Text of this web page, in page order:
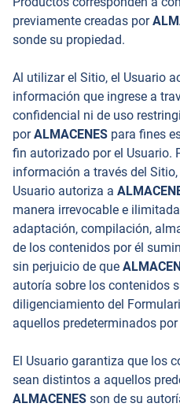
previamente creadas por
sonde su propiedad.
Al utilizar el Sitio, el Usuario
información que ingrese a
confidencial ni de uso
porALMACENES para fines
fin autorizado por el Usuario.
información a través del
Usuario autoriza a
manera irrevocable e
adaptación, compilación,
de los contenidos por él
sin perjuicio de que
autoría sobre los contenidos
diligenciamiento del
aquellos predeterminados por
El Usuario garantiza que los
sean distintos a aquellos
ALMACENES son de su